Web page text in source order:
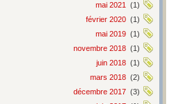
mai 2021
(1)
février 2020 (1)
mai 2019 (1)
novembre 2018 (1)
juin 2018 (1)
mars 2018 (2)
décembre 2017 (3)